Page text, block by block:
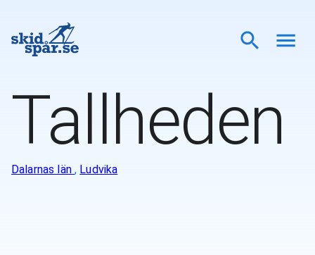
Tallheden
Dalarnas län , Ludvika